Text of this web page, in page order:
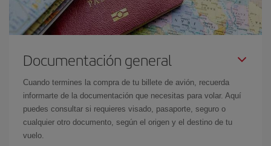
Documentación general
Cuando termines la compra de tu billete de avión, recuerda
informarte de la documentación que necesitas para volar. Aquí
puedes consultar si requieres visado, pasaporte, seguro o
cualquier otro documento, según el origen y el destino de tu
vuelo.